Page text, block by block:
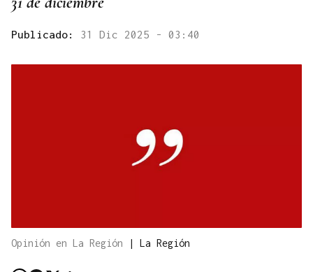
Publicado: 31 Dic 2025 - 03:40
Opinión en La Región | La Región